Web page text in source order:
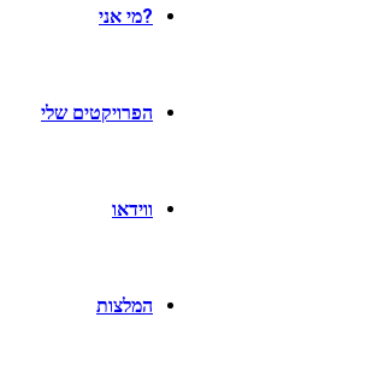
?מי אני
הפרויקטים שלי
ווידאו
המלצות